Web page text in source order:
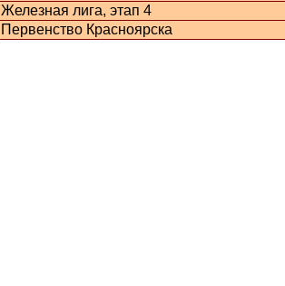
Железная лига, этап 4
Первенство Красноярска